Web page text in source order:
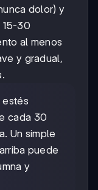
dolor) y
15-30
al menos
y gradual,
estés
cada 30
Un simple
puede
y